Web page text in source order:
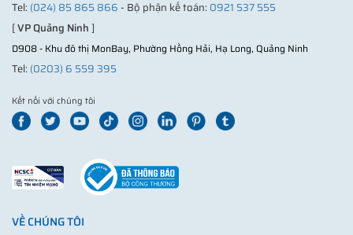
Tel: (024) 85 865 866- Bộ phận kế toán: 0921 537 555
[VP Quảng Ninh]
D908 - Khu đô thị MonBay, Phường Hồng Hải, Hạ Long, Quảng Ninh
Tel: (0203) 6 559 395
Kết nối với chúng tôi
VỀ CHÚNG TÔI